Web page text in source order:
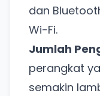
dan
Wi-Fi.
Jumlah
perangkat
semakin